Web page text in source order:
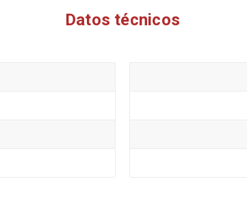
Datos técnicos